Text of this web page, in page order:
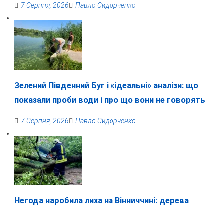
7 Серпня, 2026 Павло Сидорченко
Зелений Південний Буг і «ідеальні» аналізи: що
показали проби води і про що вони не говорять
7 Серпня, 2026 Павло Сидорченко
Негода наробила лиха на Вінниччині: дерева